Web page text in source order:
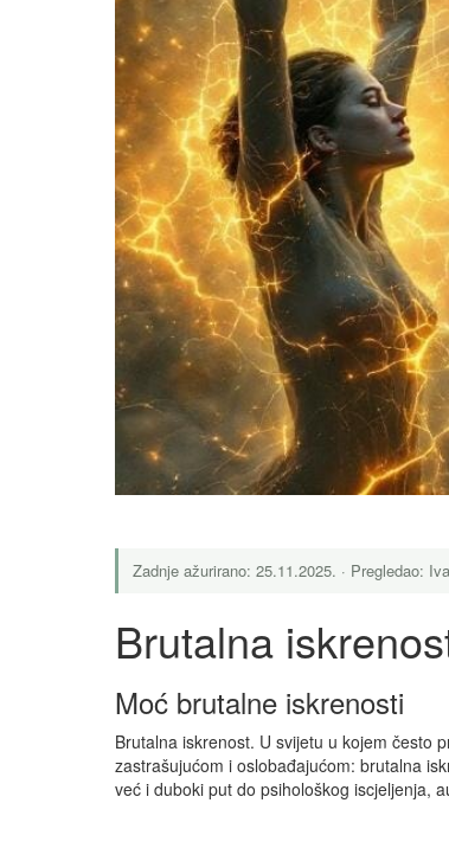
Zadnje ažurirano: 25.11.2025. · Pregledao:
Brutalna
Moć brutalne iskrenosti
Brutalna iskrenost. U svijetu u kojem često
zastrašujućom i oslobađajućom: brutalna
već i duboki put do psihološkog iscjeljenja,